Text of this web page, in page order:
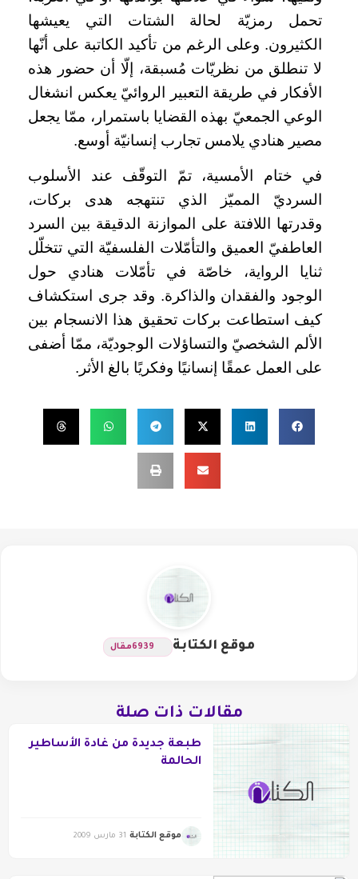
تحمل رمزيّة لحالة الشتات التي يعيشها
الكثيرون. وعلى الرغم من تأكيد الكاتبة على أنّها
لا تنطلق من نظريّات مُسبقة، إلّا أن حضور هذه
الأفكار في طريقة التعبير الروائيّ يعكس انشغال
الوعي الجمعيّ بهذه القضايا باستمرار، ممّا يجعل
مصير هنادي يلامس تجارب إنسانيّة أوسع.
في ختام الأمسية، تمّ التوقّف عند الأسلوب
السرديّ المميّز الذي تنتهجه هدى بركات،
وقدرتها اللافتة على الموازنة الدقيقة بين السرد
العاطفيّ العميق والتأمّلات الفلسفيّة التي تتخلّل
ثنايا الرواية، خاصّة في تأمّلات هنادي حول
الوجود والفقدان والذاكرة. وقد جرى استكشاف
كيف استطاعت بركات تحقيق هذا الانسجام بين
الألم الشخصيّ والتساؤلات الوجوديّة، ممّا أضفى
على العمل عمقًا إنسانيًا وفكريًا بالغ الأثر.
موقع الكتابة 6939مقال
مقالات ذات صلة
طبعة جديدة من غادة الأساطير
الحالمة
موقع الكتابة 31 مارس 2009